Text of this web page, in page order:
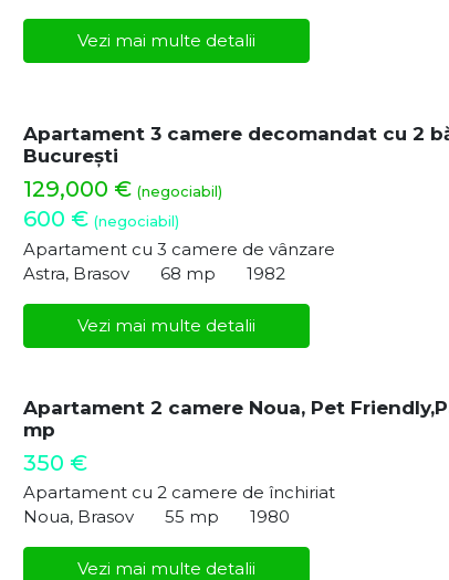
Vezi mai multe detalii
Apartament 3 camere decomandat cu 2
București
129,000 € (negociabil)
600 € (negociabil)
Apartament cu 3 camere de vânzare
Astra, Brasov
68 mp 1982
Vezi mai multe detalii
Apartament 2 camere Noua, Pet
mp
350 €
Apartament cu 2 camere de închiriat
Noua, Brasov
55 mp 1980
Vezi mai multe detalii